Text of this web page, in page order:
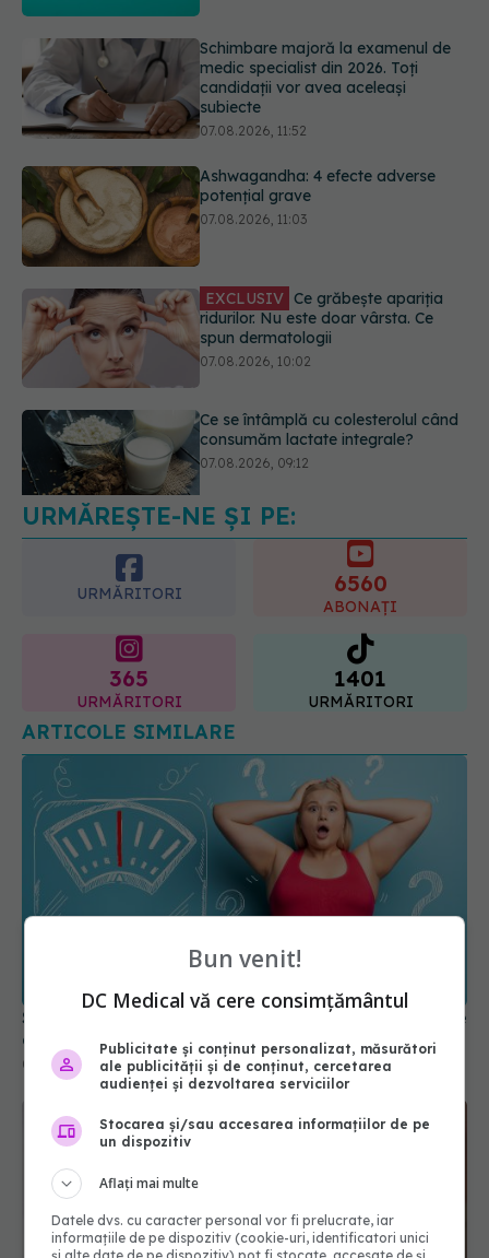
Ashwagandha: 4 efecte adverse
potențial grave
07.08.2026, 11:03
EXCLUSIV Ce grăbește apariția
ridurilor. Nu este doar vârsta. Ce
spun dermatologii
Ce se întâmplă cu colesterolul când
consumăm lactate integrale?
07.08.2026, 09:12
Greșeala care îți crește tensiunea
arterială. Nu este doar sarea din
solniță
URMĂREȘTE-NE ȘI PE:
URMĂRITORI 6560
ABONAȚI
365
URMĂRITORI
1401
URMĂRITORI
ARTICOLE SIMILARE
Slăbești fără să-ți dai seama: 5 trucuri psihologice
care păcălesc creierul
01 iun 2025, 16:40
Bun venit!
DC Medical vă cere consimțământul
Publicitate și conținut personalizat, măsurători
ale publicității și de conținut, cercetarea
audienței și dezvoltarea serviciilor
Stocarea și/sau accesarea informațiilor de pe
un dispozitiv
Aflați mai multe
Datele dvs. cu caracter personal vor fi prelucrate, iar
informațiile de pe dispozitiv (cookie-uri, identificatori unici